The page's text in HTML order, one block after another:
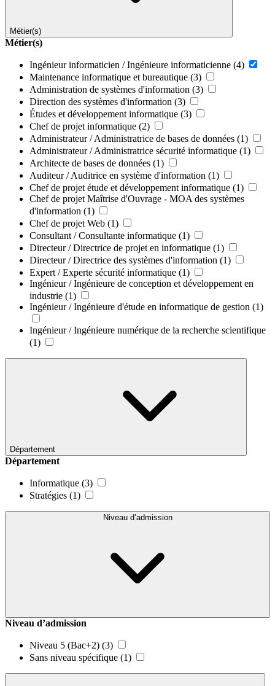
Métier(s)
Métier(s)
Ingénieur informaticien / Ingénieure informaticienne (4)
Maintenance informatique et bureautique (3)
Administration de systèmes d'information (3)
Direction des systèmes d'information (3)
Études et développement informatique (3)
Chef de projet informatique (2)
Administrateur / Administratrice de bases de données (1)
Administrateur / Administratrice sécurité informatique (1)
Architecte de bases de données (1)
Auditeur / Auditrice en système d'information (1)
Chef de projet étude et développement informatique (1)
Chef de projet Maîtrise d'Ouvrage - MOA des systèmes
d'information (1)
Chef de projet Web (1)
Consultant / Consultante informatique (1)
Directeur / Directrice de projet en informatique (1)
Directeur / Directrice des systèmes d'information (1)
Expert / Experte sécurité informatique (1)
Ingénieur / Ingénieure de conception et développement en
industrie (1)
Ingénieur / Ingénieure d'étude en informatique de gestion (1)
Ingénieur / Ingénieure numérique de la recherche scientifique
(1)
Département
Département
Informatique (3)
Stratégies (1)
Niveau d’admission
Niveau d’admission
Niveau 5 (Bac+2) (3)
Sans niveau spécifique (1)